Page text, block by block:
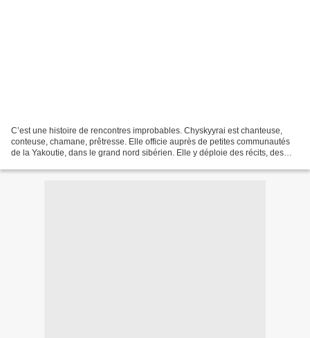
C’est une histoire de rencontres improbables. Chyskyyrai est chanteuse,
conteuse, chamane, prêtresse. Elle officie auprès de petites communautés
de la Yakoutie, dans le grand nord sibérien. Elle y déploie des récits, des